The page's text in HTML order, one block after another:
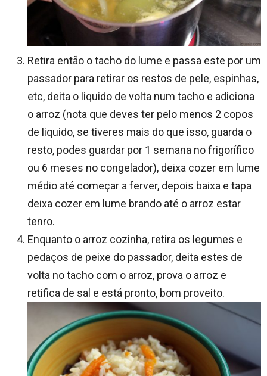
Retira então o tacho do lume e passa este por um
passador para retirar os restos de pele, espinhas,
etc, deita o liquido de volta num tacho e adiciona
o arroz (nota que deves ter pelo menos 2 copos
de liquido, se tiveres mais do que isso, guarda o
resto, podes guardar por 1 semana no frigorífico
ou 6 meses no congelador), deixa cozer em lume
médio até começar a ferver, depois baixa e tapa
deixa cozer em lume brando até o arroz estar
tenro.
Enquanto o arroz cozinha, retira os legumes e
pedaços de peixe do passador, deita estes de
volta no tacho com o arroz, prova o arroz e
retifica de sal e está pronto, bom proveito.